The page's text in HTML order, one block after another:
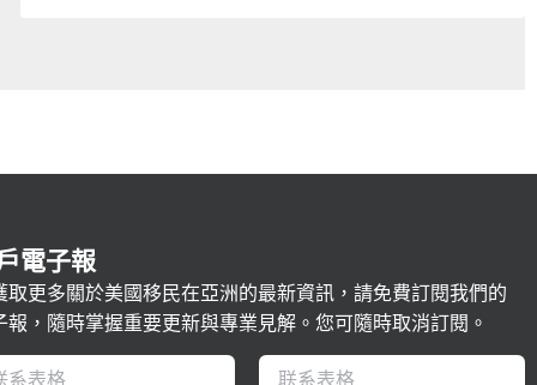
電子報
取更多關於美國移民在亞洲的最新資訊，請免費訂閱我們的
報，隨時掌握重要更新與專業見解。您可隨時取消訂閱。